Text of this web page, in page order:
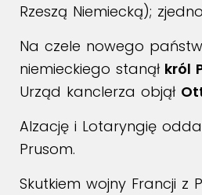
Rzeszą Niemiecką);
Na czele nowego
niemieckiego stanąłkról
Urząd kanclerza objął
Alzację i Lotaryngię
Prusom.
Skutkiem wojny Francji z